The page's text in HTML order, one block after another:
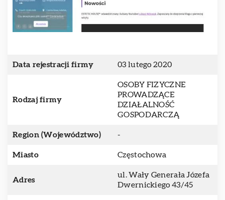
Data rejestracji firmy 03 lutego 2020
Rodzaj firmy
OSOBY FIZYCZNE
PROWADZĄCE
DZIAŁALNOŚĆ
GOSPODARCZĄ
Region (Województwo) -
Miasto Częstochowa
Adres
ul. Wały Generała Józefa
Dwernickiego 43/45